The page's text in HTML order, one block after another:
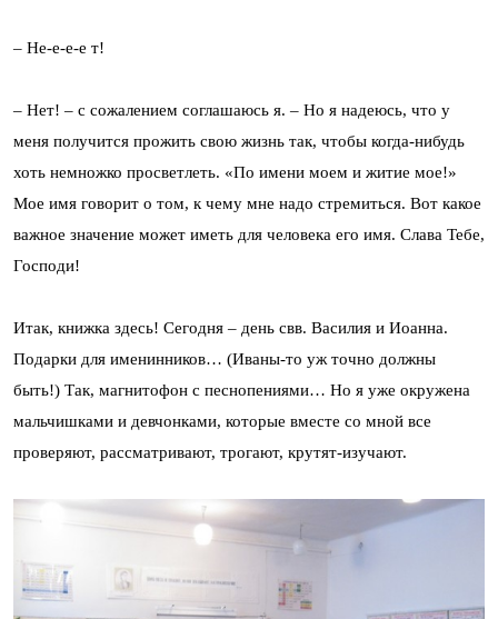
– Не-е-е-е т!
– Нет! – с сожалением соглашаюсь я. – Но я надеюсь, что у
меня получится прожить свою жизнь так, чтобы когда-нибудь
хоть немножко просветлеть. «По имени моем и житие мое!»
Мое имя говорит о том, к чему мне надо стремиться. Вот какое
важное значение может иметь для человека его имя. Слава Тебе,
Господи!
Итак, книжка здесь! Сегодня – день свв. Василия и Иоанна.
Подарки для именинников… (Иваны-то уж точно должны
быть!) Так, магнитофон с песнопениями… Но я уже окружена
мальчишками и девчонками, которые вместе со мной все
проверяют, рассматривают, трогают, крутят-изучают.